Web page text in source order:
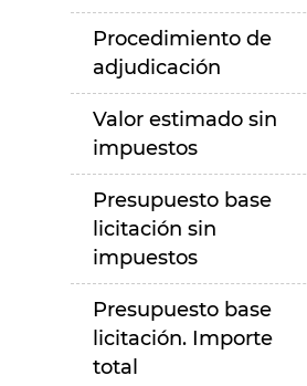
Procedimiento de
adjudicación
Valor estimado sin
impuestos
Presupuesto base
licitación sin
impuestos
Presupuesto base
licitación. Importe
total